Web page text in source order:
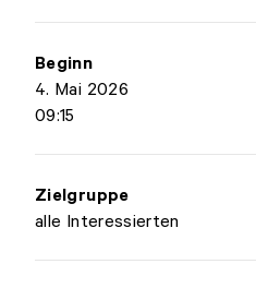
Beginn
4. Mai 2026
09:15
Zielgruppe
alle Interessierten